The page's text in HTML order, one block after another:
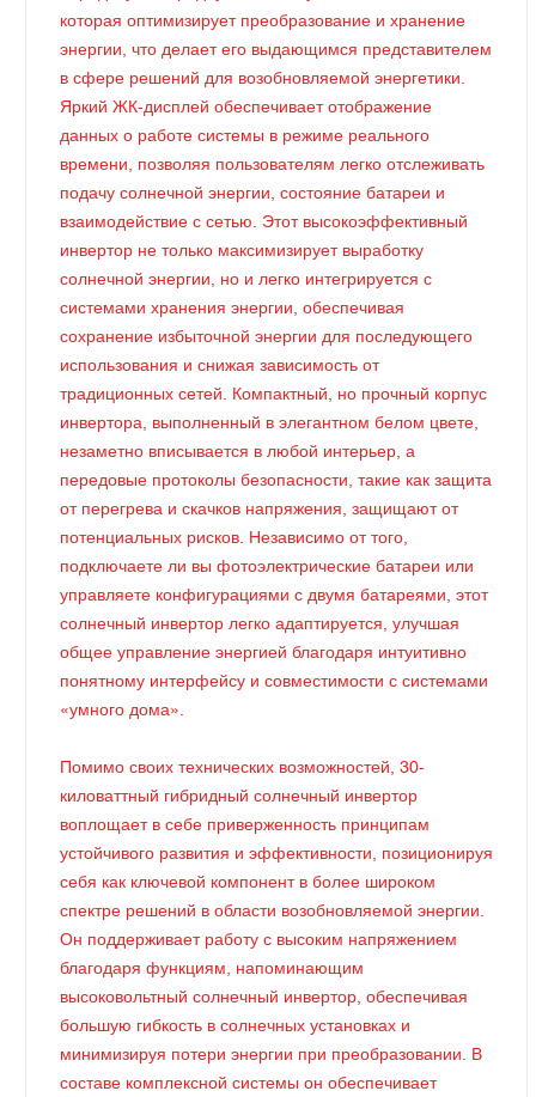
которая оптимизирует преобразование и хранение
энергии, что делает его выдающимся представителем
в сфере решений для возобновляемой энергетики.
Яркий ЖК-дисплей обеспечивает отображение
данных о работе системы в режиме реального
времени, позволяя пользователям легко отслеживать
подачу солнечной энергии, состояние батареи и
взаимодействие с сетью. Этот высокоэффективный
инвертор не только максимизирует выработку
солнечной энергии, но и легко интегрируется с
системами хранения энергии, обеспечивая
сохранение избыточной энергии для последующего
использования и снижая зависимость от
традиционных сетей. Компактный, но прочный корпус
инвертора, выполненный в элегантном белом цвете,
незаметно вписывается в любой интерьер, а
передовые протоколы безопасности, такие как защита
от перегрева и скачков напряжения, защищают от
потенциальных рисков. Независимо от того,
подключаете ли вы фотоэлектрические батареи или
управляете конфигурациями с двумя батареями, этот
солнечный инвертор легко адаптируется, улучшая
общее управление энергией благодаря интуитивно
понятному интерфейсу и совместимости с системами
«умного дома».
Помимо своих технических возможностей, 30-
киловаттный гибридный солнечный инвертор
воплощает в себе приверженность принципам
устойчивого развития и эффективности, позиционируя
себя как ключевой компонент в более широком
спектре решений в области возобновляемой энергии.
Он поддерживает работу с высоким напряжением
благодаря функциям, напоминающим
высоковольтный солнечный инвертор, обеспечивая
большую гибкость в солнечных установках и
минимизируя потери энергии при преобразовании. В
составе комплексной системы он обеспечивает